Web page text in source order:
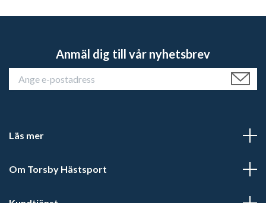
Anmäl dig till vår nyhetsbrev
Läs mer
Om Torsby Hästsport